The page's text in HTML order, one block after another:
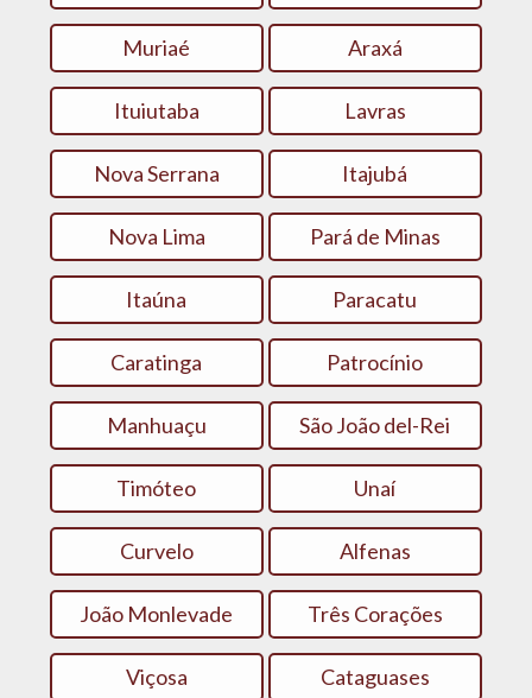
Muriaé Araxá
Ituiutaba Lavras
Nova Serrana Itajubá
Nova Lima Pará de Minas
Itaúna Paracatu
Caratinga Patrocínio
Manhuaçu São João del-Rei
Timóteo Unaí
Curvelo Alfenas
João Monlevade Três Corações
Viçosa Cataguases